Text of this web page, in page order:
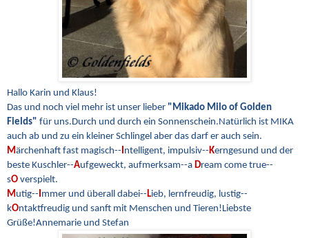
Hallo Karin und Klaus!
Das und noch viel mehr ist unser lieber "Mikado Milo of Golden
Fields" für uns. Durch und durch ein Sonnenschein. Natürlich ist MIKA
auch ab und zu ein kleiner Schlingel aber das darf er auch sein.
Märchenhaft fast magisch-- ntelligent, impulsiv-- Kerngesund und der
beste Kuschler--Aufgeweckt, aufmerksam--a Dream come true--
sO verspielt.
M utig-- mmer und überall dabei-- Lieb, lernfreudig, lustig--
kOntaktfreudig und sanft mit Menschen und Tieren! Liebste
Grüße!Annemarie und Stefan